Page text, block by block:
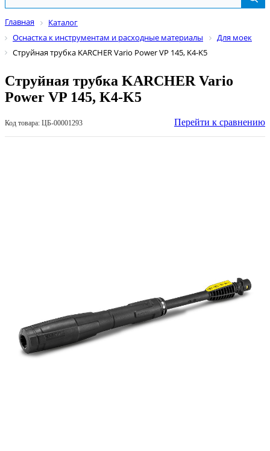
Главная
Каталог
Оснастка к инструментам и расходные материалы
Для моек
Струйная трубка KARCHER Vario Power VP 145, K4-K5
Струйная трубка KARCHER Vario
Power VP 145, K4-K5
Код товара: ЦБ-00001293 Перейти к сравнению